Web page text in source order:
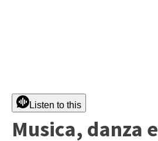
Listen to this
Musica, danza e